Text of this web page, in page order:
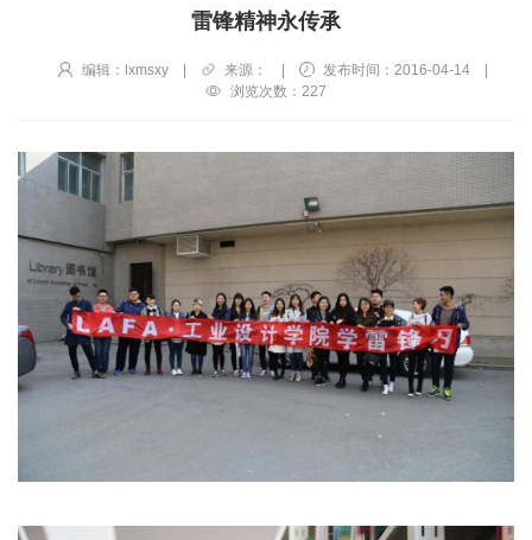
雷锋精神永传承
编辑：lxmsxy | 来源： | 发布时间：2016-04-14
|
浏览次数： 227